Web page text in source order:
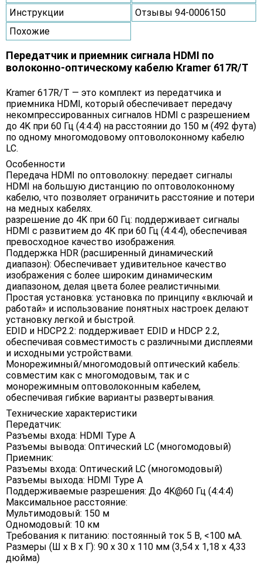
Инструкции
Отзывы 94-0006150
Похожие
Передатчик и приемник сигнала HDMI по
волоконно-оптическому кабелю Kramer 617R/T
Kramer 617R/T — это комплект из передатчика и
приемника HDMI, который обеспечивает передачу
некомпрессированных сигналов HDMI с разрешением
до 4K при 60 Гц (4:4:4) на расстоянии до 150 м (492 фута)
по одному многомодовому оптоволоконному кабелю
LC.
Особенности
Передача HDMI по оптоволокну: передает сигналы
HDMI на большую дистанцию ​​по оптоволоконному
кабелю, что позволяет ограничить расстояние и потери
на медных кабелях.
разрешение до 4K при 60 Гц: поддерживает сигналы
HDMI с развитием до 4K при 60 Гц (4:4:4), обеспечивая
превосходное качество изображения.
Поддержка HDR (расширенный динамический
диапазон): Обеспечивает удивительное качество
изображения с более широким динамическим
диапазоном, делая цвета более реалистичными.
Простая установка: установка по принципу «включай и
работай» и использование понятных настроек делают
установку легкой и быстрой.
EDID и HDCP2.2: поддерживает EDID и HDCP 2.2,
обеспечивая совместимость с различными дисплеями
и исходными устройствами.
Монорежимный/многомодовый оптический кабель:
совместим как с многомодовым, так и с
монорежимным оптоволоконным кабелем,
обеспечивая гибкие варианты развертывания.
Технические характеристики
Передатчик:
Разъемы входа: HDMI Type A
Разъемы вывода: Оптический LC (многомодовый)
Приемник:
Разъемы входа: Оптический LC (многомодовый)
Разъемы выхода: HDMI Type A
Поддерживаемые разрешения: До 4K@60 Гц (4:4:4)
Максимальное расстояние:
Мультимодовый: 150 м
Одномодовый: 10 км
Требования к питанию: постоянный ток 5 В, <100 мА.
Размеры (Ш х В х Г): 90 х 30 х 110 мм (3,54 х 1,18 х 4,33
дюйма)